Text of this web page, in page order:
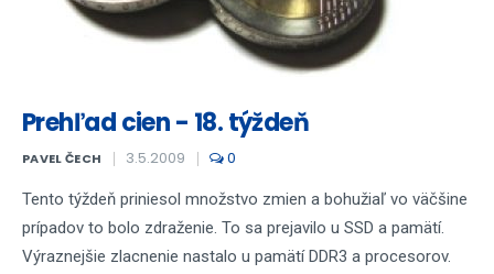
Prehľad cien - 18. týždeň
PAVEL ČECH 3.5.2009 0
Tento týždeň priniesol množstvo zmien a bohužiaľ vo väčšine
prípadov to bolo zdraženie. To sa prejavilo u SSD a pamätí.
Výraznejšie zlacnenie nastalo u pamätí DDR3 a procesorov.